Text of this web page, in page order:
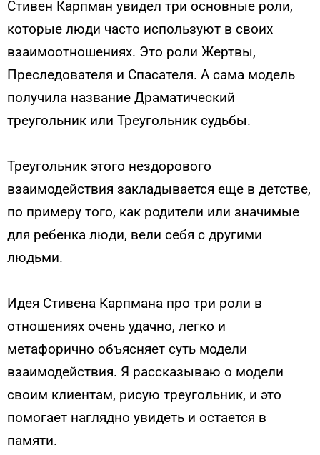
Стивен Карпман увидел три основные роли,
которые люди часто используют в своих
взаимоотношениях. Это роли Жертвы,
Преследователя и Спасателя. А сама модель
получила название Драматический
треугольник или Треугольник судьбы.
Треугольник этого нездорового
взаимодействия закладывается еще в детстве,
по примеру того, как родители или значимые
для ребенка люди, вели себя с другими
людьми.
Идея Стивена Карпмана про три роли в
отношениях очень удачно, легко и
метафорично объясняет суть модели
взаимодействия. Я рассказываю о модели
своим клиентам, рисую треугольник, и это
помогает наглядно увидеть и остается в
памяти.